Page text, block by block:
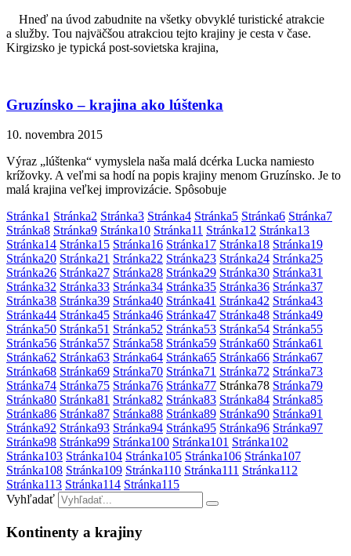
Hneď na úvod zabudnite na všetky obvyklé turistické atrakcie
a služby. Tou najväčšou atrakciou tejto krajiny je cesta v čase.
Kirgizsko je typická post-sovietska krajina,
Gruzínsko – krajina ako lúštenka
10. novembra 2015
Výraz „lúštenka“ vymyslela naša malá dcérka Lucka namiesto
krížovky. A veľmi sa hodí na popis krajiny menom Gruzínsko. Je to
malá krajina veľkej improvizácie. Spôsobuje
Stránka1 Stránka2 Stránka3 Stránka4 Stránka5 Stránka6 Stránka7
Stránka8 Stránka9 Stránka10 Stránka11 Stránka12 Stránka13
Stránka14 Stránka15 Stránka16 Stránka17 Stránka18 Stránka19
Stránka20 Stránka21 Stránka22 Stránka23 Stránka24 Stránka25
Stránka26 Stránka27 Stránka28 Stránka29 Stránka30 Stránka31
Stránka32 Stránka33 Stránka34 Stránka35 Stránka36 Stránka37
Stránka38 Stránka39 Stránka40 Stránka41 Stránka42 Stránka43
Stránka44 Stránka45 Stránka46 Stránka47 Stránka48 Stránka49
Stránka50 Stránka51 Stránka52 Stránka53 Stránka54 Stránka55
Stránka56 Stránka57 Stránka58 Stránka59 Stránka60 Stránka61
Stránka62 Stránka63 Stránka64 Stránka65 Stránka66 Stránka67
Stránka68 Stránka69 Stránka70 Stránka71 Stránka72 Stránka73
Stránka74 Stránka75 Stránka76 Stránka77 Stránka78 Stránka79
Stránka80 Stránka81 Stránka82 Stránka83 Stránka84 Stránka85
Stránka86 Stránka87 Stránka88 Stránka89 Stránka90 Stránka91
Stránka92 Stránka93 Stránka94 Stránka95 Stránka96 Stránka97
Stránka98 Stránka99 Stránka100 Stránka101 Stránka102
Stránka103 Stránka104 Stránka105 Stránka106 Stránka107
Stránka108 Stránka109 Stránka110 Stránka111 Stránka112
Stránka113 Stránka114 Stránka115
Vyhľadať
Kontinenty a krajiny